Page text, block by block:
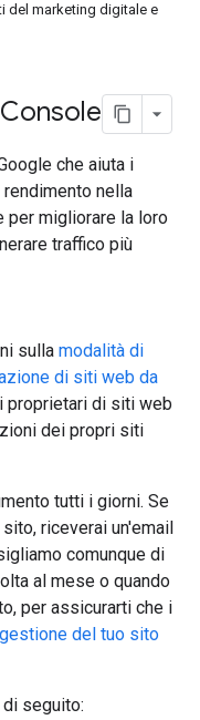
del marketing digitale e
che aiuta i
nella
per migliorare la loro
traffico più
sulla modalità di
di siti web da
proprietari di siti web
dei propri siti
tutti i giorni. Se
riceverai un'email
comunque di
al mese o quando
per assicurarti che i
gestione del tuo sito
seguito: